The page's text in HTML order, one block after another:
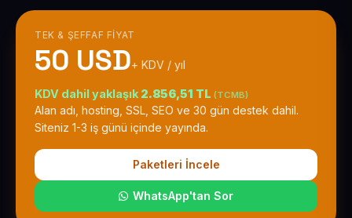
TEK & ŞEFFAF FIYAT
50 USD+ KDV / yıl
KDV dahil yaklaşık 2.856,51 TL (TCMB)
Alan adı, hosting, SSL, SEO ve 30 gün destek dahil.
Siteniz 1-3 iş günü içinde yayında.
Paketleri İncele
WhatsApp'tan Sor